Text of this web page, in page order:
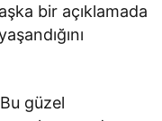
bir açıklamada
güzel